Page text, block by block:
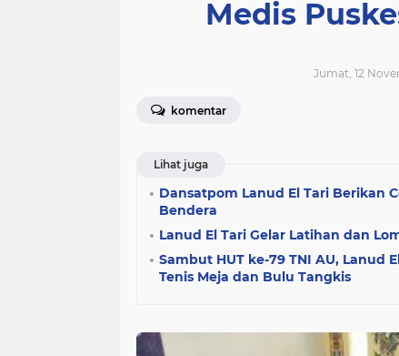
Medis
Jumat, 12
komentar
Lihat juga
Dansatpom Lanud El Tari Berikan
Bendera
Lanud El Tari Gelar Latihan dan
Sambut HUT ke-79 TNI AU, Lanud
Tenis Meja dan Bulu Tangkis